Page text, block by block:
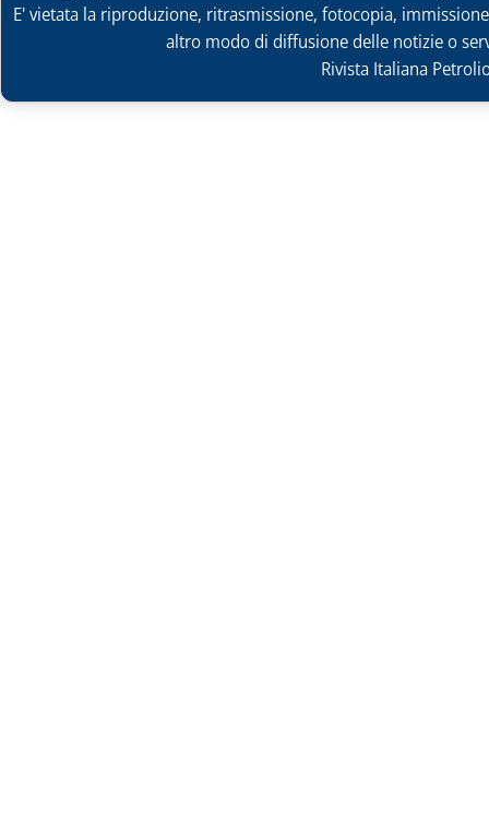
E' vietata la riproduzione, ritrasmissione, fotocopia,
altro modo di diffusione delle notizie o
Rivista Italiana